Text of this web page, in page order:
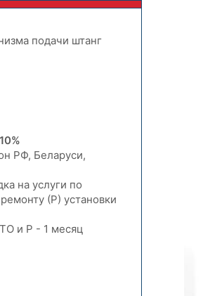
подачи штанг
10%
РФ, Беларуси,
на услуги по
(Р) установки
ТО и Р - 1 месяц